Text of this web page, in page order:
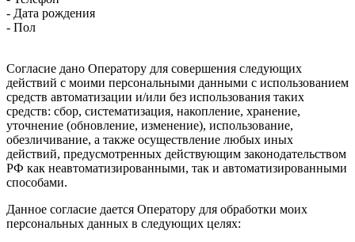
- Дата рождения
- Пол
Согласие дано Оператору для совершения следующих
действий с моими персональными данными с использованием
средств автоматизации и/или без использования таких
средств: сбор, систематизация, накопление, хранение,
уточнение (обновление, изменение), использование,
обезличивание, а также осуществление любых иных
действий, предусмотренных действующим законодательством
РФ как неавтоматизированными, так и автоматизированными
способами.
Данное согласие дается Оператору для обработки моих
персональных данных в следующих целях: